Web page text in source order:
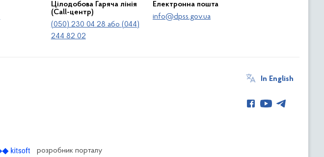
Цілодобова Гаряча лінія
(Call-центр)
(050) 230 04 28 або (044)
244 82 02
Електронна пошта
info@dpss.gov.ua
In English
розробник порталу